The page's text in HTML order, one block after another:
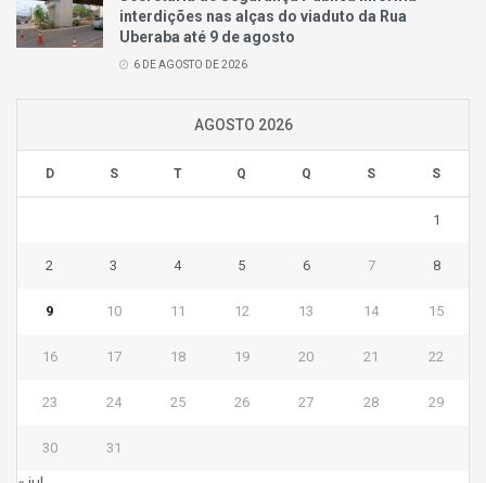
interdições nas alças do viaduto da Rua
Uberaba até 9 de agosto
6 DE AGOSTO DE 2026
AGOSTO 2026
D S T Q Q S S
1
2 3 4 5 6 7 8
9 10 11 12 13 14 15
16 17 18 19 20 21 22
23 24 25 26 27 28 29
30 31